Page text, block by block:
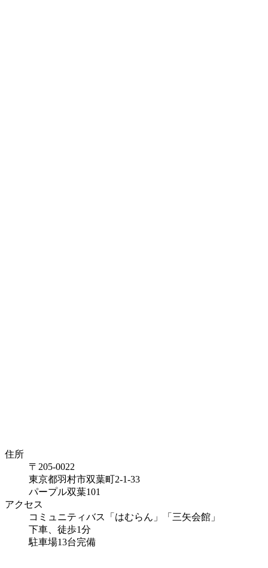
住所
〒205-0022
東京都羽村市双葉町2-1-33
パープル双葉101
アクセス
コミュニティバス「はむらん」「三矢会館」
下車、徒歩1分
駐車場13台完備